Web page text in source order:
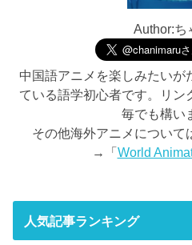
Author:ち
中国語アニメを楽しみたいが
ている語学初心者です。リン
毎でも構い
その他海外アニメについて
→「World
人気記事ランキング